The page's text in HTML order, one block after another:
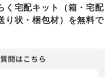
く宅配キット（箱・宅配
り状・梱包材）を無料で